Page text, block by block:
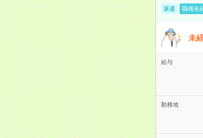
派遣 職種未
未
給与
勤務地